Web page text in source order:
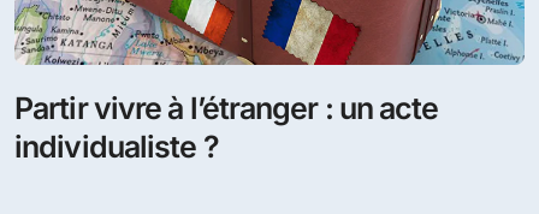
Partir vivre à l’étranger : un acte
individualiste ?